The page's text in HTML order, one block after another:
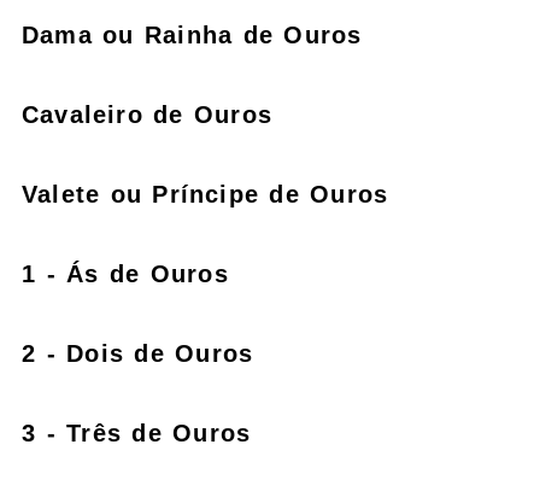
Dama ou Rainha de Ouros
Cavaleiro de Ouros
Valete ou Príncipe de Ouros
1 - Ás de Ouros
2 - Dois de Ouros
3 - Três de Ouros